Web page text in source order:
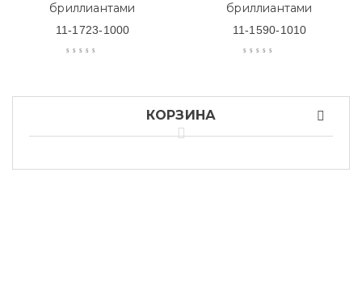
бриллиантами
11-1723-1000
бриллиантами
11-1590-1010
КОРЗИНА